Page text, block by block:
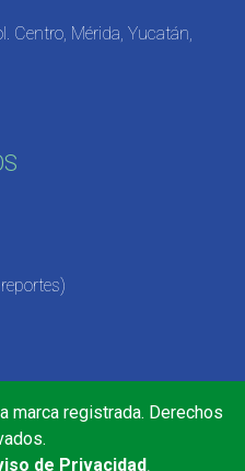
Centro, Mérida, Yucatán,
marca registrada. Derechos
de Privacidad